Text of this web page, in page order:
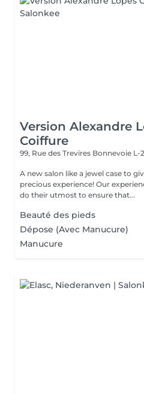
Version Alexandre
Coiffure
99, Rue des Trevires Bonnevoie L-
A new salon like a jewel case to
precious experience! Our
do their utmost to ensure that...
Beauté des pieds
Dépose (Avec Manucure)
Manucure